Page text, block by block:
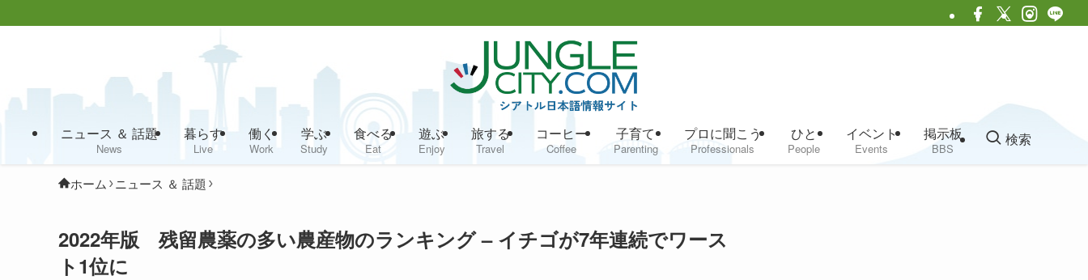
ニュース ＆ 話題
News
暮らす
Live
働く
Work
学ぶ
Study
食べる
Eat
遊ぶ
Enjoy
旅する
Travel
コーヒー
Coffee
子育て
Parenting
プロに聞こう
Professionals
ひと
People
イベント
Events
掲示板
BBS
検索
ホーム ニュース ＆ 話題
2022年版 残留農薬の多い農産物のランキング – イチゴが7年連続でワース
ト1位に